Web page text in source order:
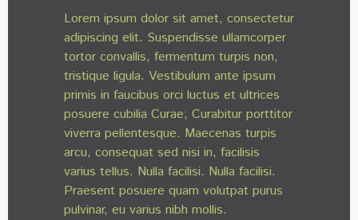
Lorem ipsum dolor sit amet, consectetur
adipiscing elit. Suspendisse ullamcorper
tortor convallis, fermentum turpis non,
tristique ligula. Vestibulum ante ipsum
primis in faucibus orci luctus et ultrices
posuere cubilia Curae; Curabitur porttitor
viverra pellentesque. Maecenas turpis
arcu, consequat sed nisi in, facilisis
varius tellus. Nulla facilisi. Nulla facilisi.
Praesent posuere quam volutpat purus
pulvinar, eu varius nibh mollis.